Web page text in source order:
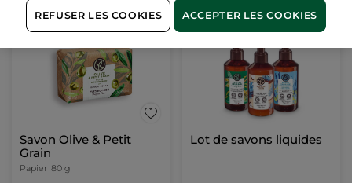
Savon Olive & Petit
Grain
Papier 80 g
Lot de savons liquides
REFUSER LES COOKIES ACCEPTER LES COOKIES